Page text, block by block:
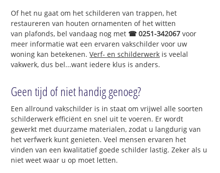
Of het nu gaat om het schilderen van trappen, het
restaureren van houten ornamenten of het witten
van plafonds, bel vandaag nog met ☎ 0251-342067 voor
meer informatie wat een ervaren vakschilder voor uw
woning kan betekenen.Verf- en schilderwerk is veelal
vakwerk, dus bel...want iedere klus is anders.
Geen tijd of niet handig genoeg?
Een allround vakschilder is in staat om vrijwel alle soorten
schilderwerk efficiënt en snel uit te voeren. Er wordt
gewerkt met duurzame materialen, zodat u langdurig van
het verfwerk kunt genieten. Veel mensen ervaren het
vinden van een kwalitatief goede schilder lastig. Zeker als u
niet weet waar u op moet letten.